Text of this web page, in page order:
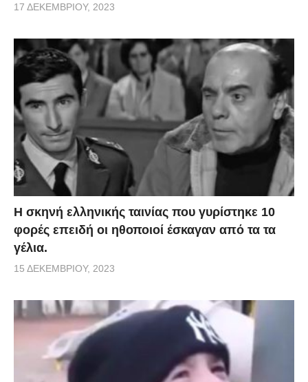
17 ΔΕΚΕΜΒΡΊΟΥ, 2023
H σκηνή ελληνικής ταινίας που γυρίστηκε 10
φορές επειδή οι ηθοποιοί έσκαγαν από τα τα
γέλια.
15 ΔΕΚΕΜΒΡΊΟΥ, 2023